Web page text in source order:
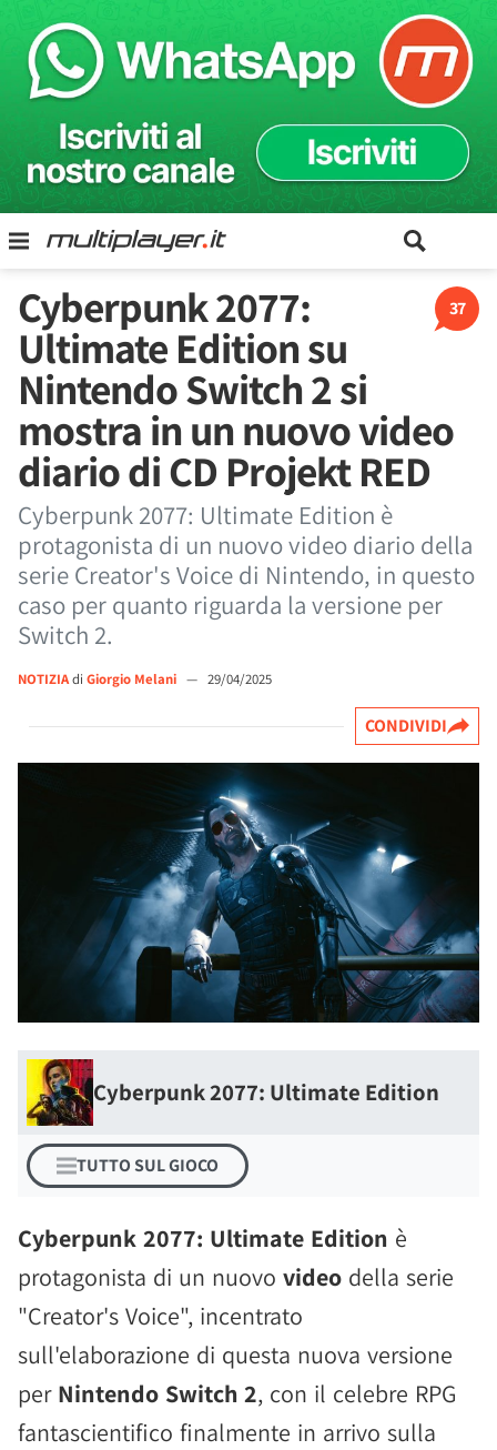
37
Cyberpunk 2077:
Ultimate Edition su
Nintendo Switch 2 si
mostra in un nuovo video
diario di CD Projekt RED
Cyberpunk 2077: Ultimate Edition è
protagonista di un nuovo video diario della
serie Creator's Voice di Nintendo, in questo
caso per quanto riguarda la versione per
Switch 2.
NOTIZIAdi Giorgio Melani — 29/04/2025
CONDIVIDI
Cyberpunk 2077: Ultimate Edition
TUTTO SUL GIOCO
Cyberpunk 2077: Ultimate Edition è
protagonista di un nuovo video della serie
"Creator's Voice", incentrato
sull'elaborazione di questa nuova versione
per Nintendo Switch 2, con il celebre RPG
fantascientifico finalmente in arrivo sulla